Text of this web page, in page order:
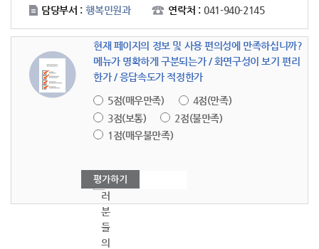
담당부서 : 행복민원과 연락처 : 041-940-2145
현재 페이지의 정보 및 사용 편의성에 만족하십니까?
메뉴가 명확하게 구분되는가 / 화면구성이 보기 편리
한가 / 응답속도가 적정한가
5점(매우만족)
4점(만족)
3점(보통)
2점(불만족)
1점(매우불만족)
여
러
분
들
의